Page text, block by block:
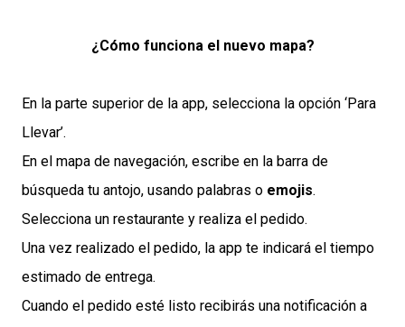
¿Cómo funciona el nuevo mapa?
En la parte superior de la app, selecciona la opción ‘Para
Llevar’.
En el mapa de navegación, escribe en la barra de
búsqueda tu antojo, usando palabras o emojis.
Selecciona un restaurante y realiza el pedido.
Una vez realizado el pedido, la app te indicará el tiempo
estimado de entrega.
Cuando el pedido esté listo recibirás una notificación a